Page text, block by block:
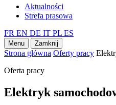
Aktualności
Strefa prasowa
FR EN DE IT PL ES
Menu Zamknij
Strona główna Oferty pracy
Oferta pracy
Elektryk